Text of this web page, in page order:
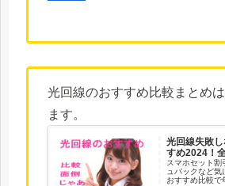
光回線のおすすめ比較まとめ
ます。
光回線失敗
すめ2024！
スマホセット割
ュバックなど気
おすすめ比較で